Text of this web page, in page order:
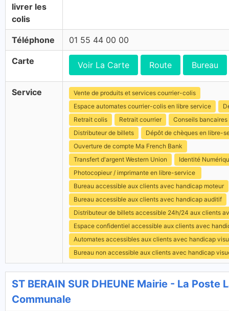
livrer les
colis
Téléphone 01 55 44 00 00
Carte Voir La Carte Route Bureau
Service
Vente de produits et services courrier-colis
Espace automates courrier-colis en libre service
Retrait colis
Retrait courrier
Conseils bancaires
Distributeur de billets
Dépôt de chèques en libre-
Ouverture de compte Ma French Bank
Transfert d'argent Western Union
Identité
Photocopieur / imprimante en libre-service
Bureau accessible aux clients avec handicap moteur
Bureau accessible aux clients avec handicap auditif
Distributeur de billets accessible 24h/24 aux clients
Espace confidentiel accessible aux clients avec
Automates accessibles aux clients avec handicap
Bureau non accessible aux clients avec handicap
ST BERAIN SUR DHEUNE Mairie - La Poste
Communale